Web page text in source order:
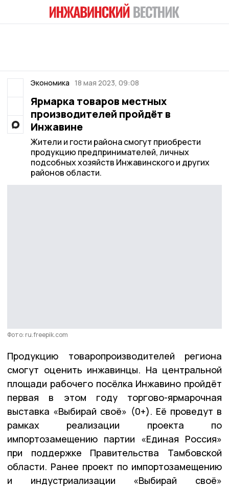
Экономика 18 мая 2023, 09:08
Ярмарка товаров местных
производителей пройдёт в
Инжавине
Жители и гости района смогут приобрести
продукцию предпринимателей, личных
подсобных хозяйств Инжавинского и других
районов области.
Фото: ru.freepik.com
Продукцию товаропроизводителей региона
смогут оценить инжавинцы. На центральной
площади рабочего посёлка Инжавино пройдёт
первая в этом году торгово-ярмарочная
выставка «Выбирай своё» (0+). Её проведут в
рамках реализации проекта по
импортозамещению партии «Единая Россия»
при поддержке Правительства Тамбовской
области. Ранее проект по импортозамещению
и индустриализации «Выбирай своё»